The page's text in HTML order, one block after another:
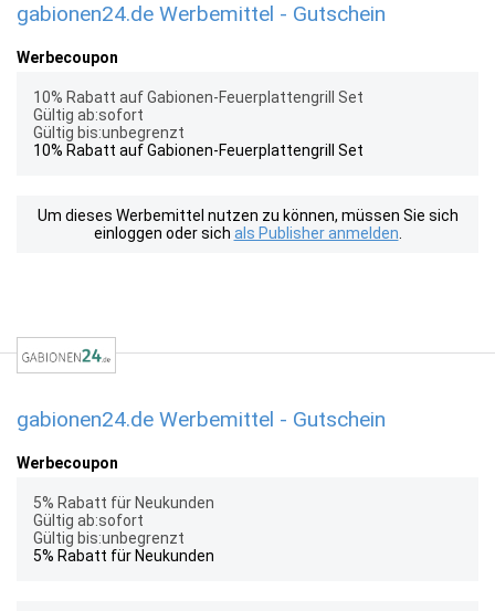
gabionen24.de Werbemittel - Gutschein
Werbecoupon
10% Rabatt auf Gabionen-Feuerplattengrill Set
Gültig ab:sofort
Gültig bis:unbegrenzt
10% Rabatt auf Gabionen-Feuerplattengrill Set
Um dieses Werbemittel nutzen zu können, müssen Sie sich
einloggen oder sich als Publisher anmelden
gabionen24.de Werbemittel - Gutschein
Werbecoupon
5% Rabatt für Neukunden
Gültig ab:sofort
Gültig bis:unbegrenzt
5% Rabatt für Neukunden